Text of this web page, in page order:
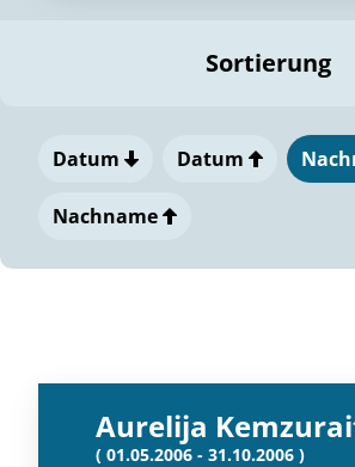
Sortierung
Datum Datum
Nachname
Aurelija
( 01.05.2006 - 31.10.2006 )